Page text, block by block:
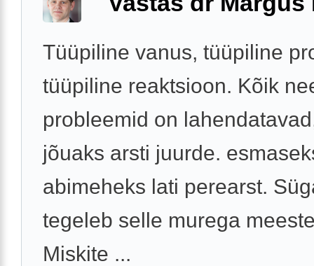
Tüüpiline vanus, tüüpiline
tüüpiline reaktsioon. Kõik
probleemid on
jõuaks arsti juurde.
abimeheks lati perearst.
tegeleb selle murega
Miskite ...